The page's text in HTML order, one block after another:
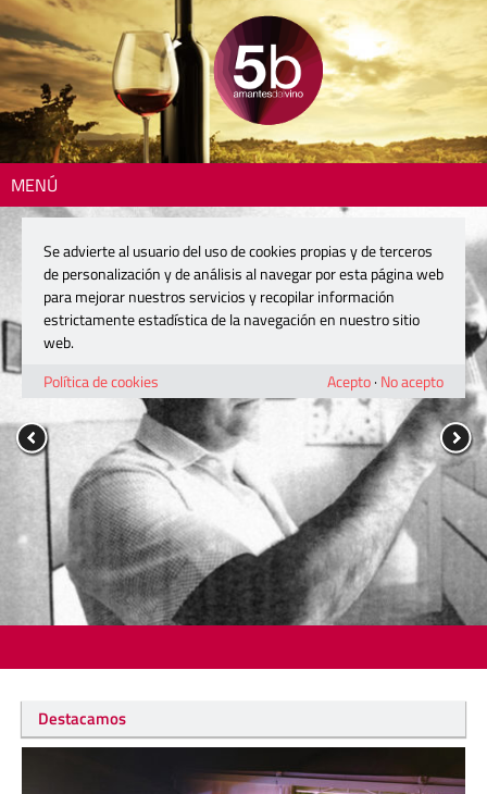
MENÚ
Destacamos
Se advierte al usuario del uso de cookies propias y de terceros
de personalización y de análisis al navegar por esta página web
para mejorar nuestros servicios y recopilar información
estrictamente estadística de la navegación en nuestro sitio
web.
Política de cookies
Acepto· No acepto